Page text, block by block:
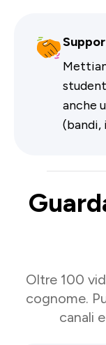
anche
(bandi,
Oltre 100
cognome.
canali